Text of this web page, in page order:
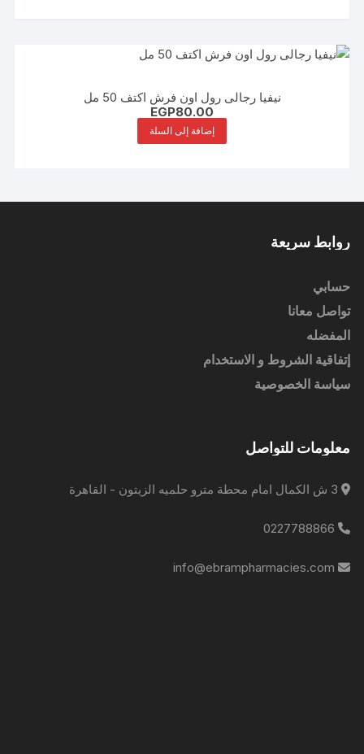
نيفيا رجالى رول اون فرش اكتف 50 مل
EGP80.00
إضافة إلى السلة
روابط سريعة
حسابي
تواصل معانا
المفضله
إتفاقية الشروط و الاستخدام
سياسة الخصوصية
معلومات للتواصل